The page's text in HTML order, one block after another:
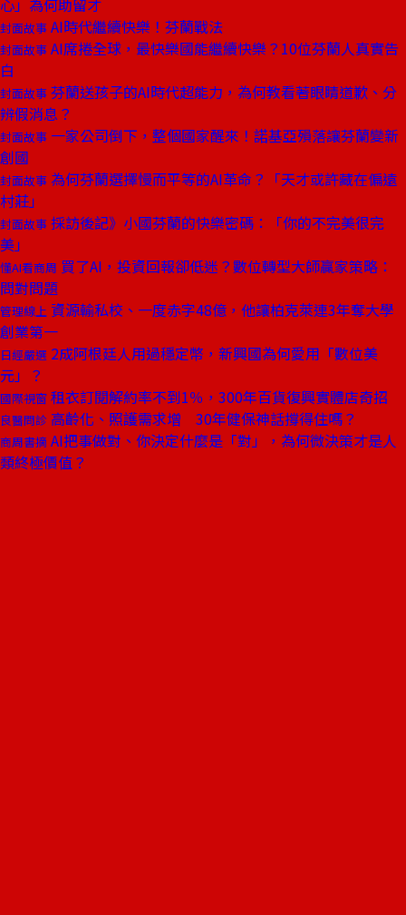
心」為何助留才
封面故事 AI時代繼續快樂！芬蘭戰法
封面故事 AI席捲全球，最快樂國能繼續快樂？10位芬蘭人真實告
白
封面故事 芬蘭送孩子的AI時代超能力，為何教看著眼睛道歉、分
辨假消息？
封面故事 一家公司倒下，整個國家醒來！諾基亞殞落讓芬蘭變新
創國
封面故事 為何芬蘭選擇慢而平等的AI革命？「天才或許藏在偏遠
村莊」
封面故事 採訪後記》小國芬蘭的快樂密碼：「你的不完美很完
美」
懂AI看商周 買了AI，投資回報卻低迷？數位轉型大師贏家策略：
問對問題
管理線上 資源輸私校、一度赤字48億，他讓柏克萊連3年奪大學
創業第一
日經嚴選 2成阿根廷人用過穩定幣，新興國為何愛用「數位美
元」？
國際視窗 租衣訂閱解約率不到1％，300年百貨復興實體店奇招
良醫問診 高齡化、照護需求增 30年健保神話撐得住嗎？
商周書摘 AI把事做對、你決定什麼是「對」，為何微決策才是人
類終極價值？